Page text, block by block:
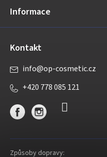
Informace
Kontakt
info@op-cosmetic.cz
+420 778 085 121
Způsoby dopravy: